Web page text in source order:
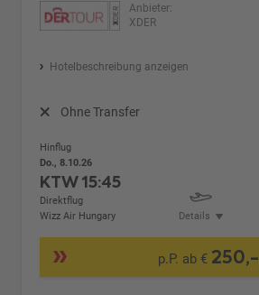
Anbieter:
XDER
Hotelbeschreibung anzeigen
Ohne Transfer
Hinflug
Do., 8.10.26
KTW15:45
Direktflug
Wizz Air Hungary
Details
p.P. ab € 250,-